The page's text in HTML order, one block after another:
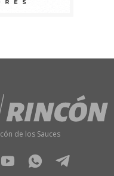
de los Sauces